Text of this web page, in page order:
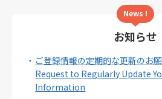
News !
お知らせ
ご登録情報の定期的な更新のお
Request to Regularly Update
Information